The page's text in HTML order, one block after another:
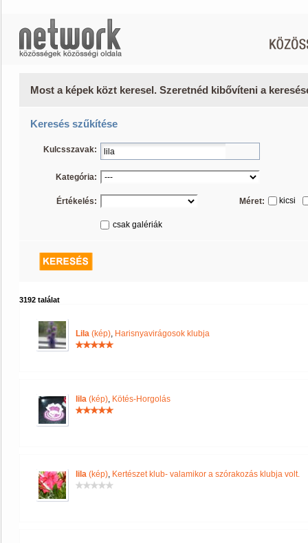
Most a képek közt keresel. Szeretnéd kibővíteni a
Keresés szűkítése
Kulcsszavak:
Kategória:
Értékelés: Méret: kicsi
csak galériák
3192 találat
Lila (kép), Harisnyavirágosok klubja
lila (kép), Kötés-Horgolás
lila (kép), Kertészet klub- valamikor a szórakozás klubja volt.